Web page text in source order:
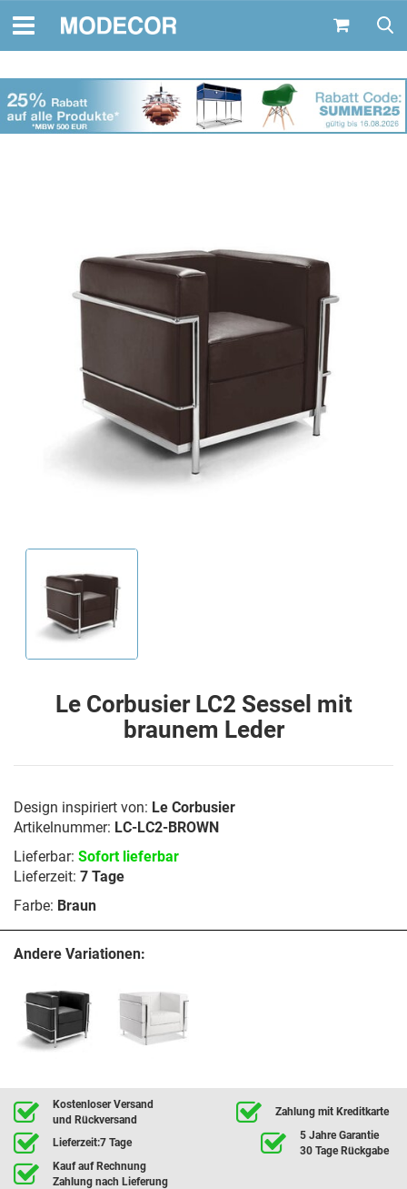
Le Corbusier LC2 Sessel mit
braunem Leder
Design inspiriert von: Le Corbusier
Artikelnummer: LC-LC2-BROWN
Lieferbar: Sofort lieferbar
Lieferzeit: 7 Tage
Farbe: Braun
Andere Variationen:
Kostenloser Versand
und Rückversand
Zahlung mit Kreditkarte
Lieferzeit:7 Tage
5 Jahre Garantie
30 Tage Rückgabe
Kauf auf Rechnung
Zahlung nach Lieferung